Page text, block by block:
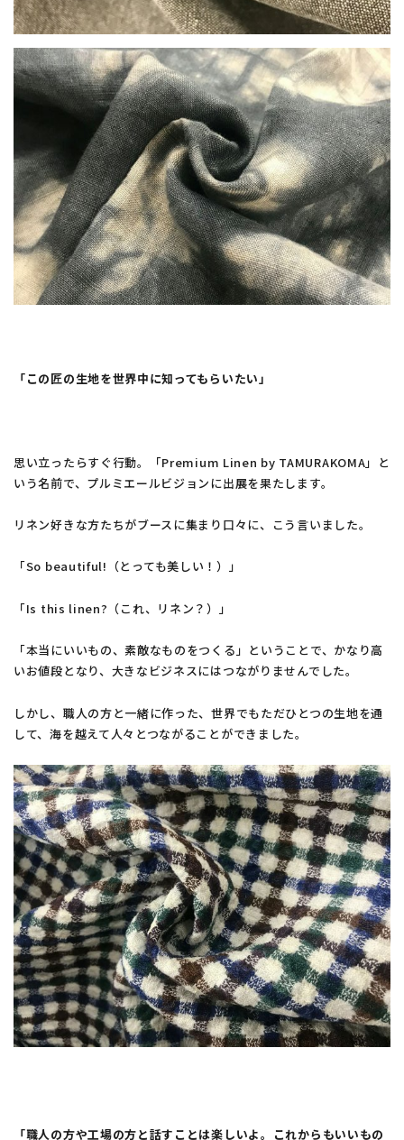
「この匠の生地を世界中に知ってもらいたい」
思い立ったらすぐ行動。「Premium Linen by TAMURAKOMA」と
いう名前で、プルミエールビジョンに出展を果たします。
リネン好きな方たちがブースに集まり口々に、こう言いました。
「So beautiful!（とっても美しい！）」
「Is this linen?（これ、リネン？）」
「本当にいいもの、素敵なものをつくる」ということで、かなり高
いお値段となり、大きなビジネスにはつながりませんでした。
しかし、職人の方と一緒に作った、世界でもただひとつの生地を通
して、海を越えて人々とつながることができました。
「職人の方や工場の方と話すことは楽しいよ。これからもいいもの